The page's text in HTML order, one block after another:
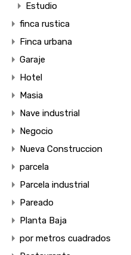
Estudio
finca rustica
Finca urbana
Garaje
Hotel
Masia
Nave industrial
Negocio
Nueva Construccion
parcela
Parcela industrial
Pareado
Planta Baja
por metros cuadrados